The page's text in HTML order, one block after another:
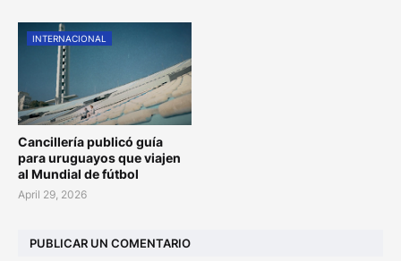
INTERNACIONAL
Cancillería publicó guía
para uruguayos que viajen
al Mundial de fútbol
April 29, 2026
PUBLICAR UN COMENTARIO